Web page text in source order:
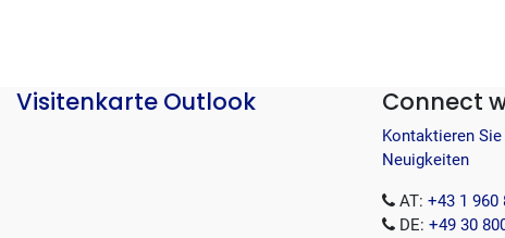
Visitenkarte Outlook Connect
Kontaktieren
Neuigkeiten
AT: +43 1 960
DE: +49 30